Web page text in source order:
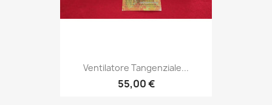
Ventilatore Tangenziale...
55,00 €